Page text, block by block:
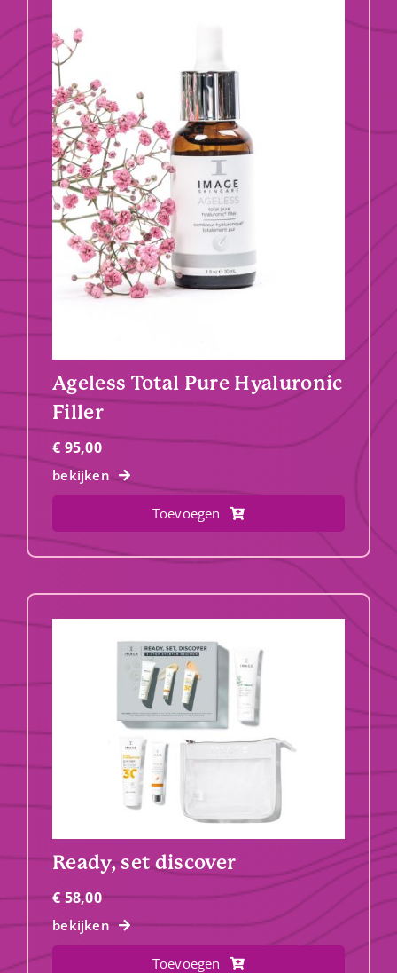
Ageless Total Pure Hyaluronic
Filler
€ 95,00
bekijken
Toevoegen
Ready, set discover
€ 58,00
bekijken
Toevoegen